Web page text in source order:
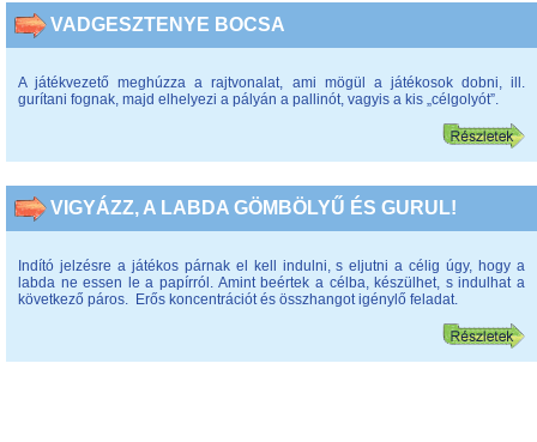
VADGESZTENYE BOCSA
A játékvezető meghúzza a rajtvonalat, ami mögül a játékosok dobni, ill.
gurítani fognak, majd elhelyezi a pályán a pallinót, vagyis a kis „célgolyót”.
VIGYÁZZ, A LABDA GÖMBÖLYŰ ÉS GURUL!
Indító jelzésre a játékos párnak el kell indulni, s eljutni a célig úgy, hogy a
labda ne essen le a papírról. Amint beértek a célba, készülhet, s indulhat a
következő páros. Erős koncentrációt és összhangot igénylő feladat.